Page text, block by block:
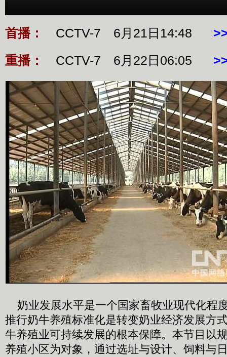
首播： CCTV-7 6月21日14:48
重播：
CCTV-7 6月22日06:05
奶业发展水平是一个国家畜牧业现代化程
推行奶牛养殖标准化是转变奶业经济发展方
牛养殖业可持续发展的根本保障。本节目以
养殖小区为对象，通过选址与设计、饲料与